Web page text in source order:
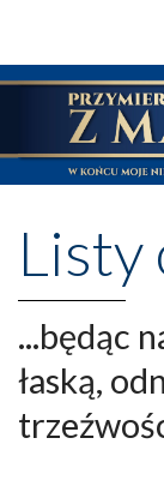
Listy
...będąc
łaską,